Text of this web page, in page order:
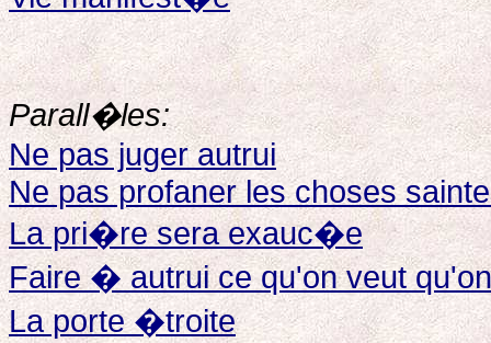
Parall�les:
Ne pas juger autrui
Ne pas profaner les choses
La pri�re sera exauc�e
Faire � autrui ce qu'on veut
La porte �troite